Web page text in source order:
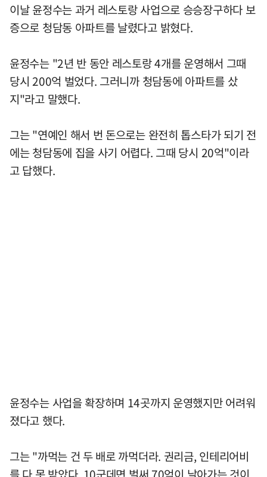
이날 윤정수는 과거 레스토랑 사업으로 승승장구하다 보
증으로 청담동 아파트를 날렸다고 밝혔다.
윤정수는 "2년 반 동안 레스토랑 4개를 운영해서 그때
당시 200억 벌었다. 그러니까 청담동에 아파트를 샀
지"라고 말했다.
그는 "연예인 해서 번 돈으로는 완전히 톱스타가 되기 전
에는 청담동에 집을 사기 어렵다. 그때 당시 20억"이라
고 답했다.
윤정수는 사업을 확장하며 14곳까지 운영했지만 어려워
졌다고 했다.
그는 "까먹는 건 두 배로 까먹더라. 권리금, 인테리어비